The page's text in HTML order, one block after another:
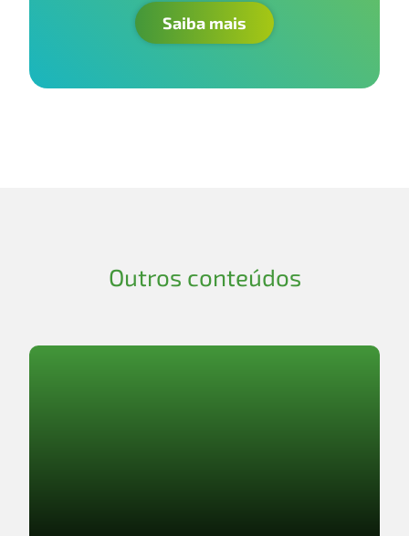
Saiba mais
Outros conteúdos